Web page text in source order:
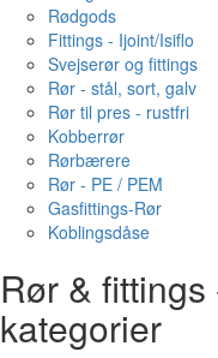
Rødgods
Fittings - Ijoint/Isiflo
Svejserør og fittings
Rør - stål, sort, galv
Rør til pres - rustfri
Kobberrør
Rørbærere
Rør - PE / PEM
Gasfittings-Rør
Koblingsdåse
Rør & fittings
kategorier